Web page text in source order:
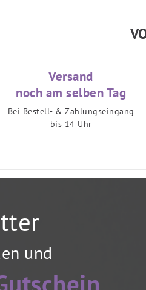
Versand
noch am selben Tag
Bei Bestell- & Zahlungseingang
bis 14 Uhr
und